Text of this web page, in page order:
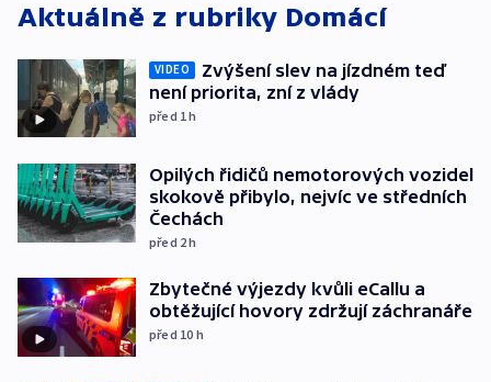
Aktuálně z rubriky Domácí
VIDEO
Zvýšení slev na jízdném teď
není priorita, zní z vlády
před 1h
Opilých řidičů nemotorových vozidel
skokově přibylo, nejvíc ve středních
Čechách
před 2h
Zbytečné výjezdy kvůli eCallu a
obtěžující hovory zdržují záchranáře
před 10 h